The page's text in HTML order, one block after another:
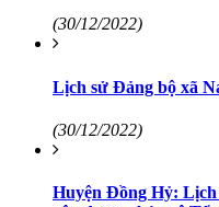
(30/12/2022)
Lịch sử Đảng bộ xã
(30/12/2022)
Huyện Đồng Hỷ: Lịch